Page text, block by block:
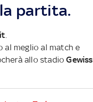
partita.
al meglio al match e
allo stadioGewiss